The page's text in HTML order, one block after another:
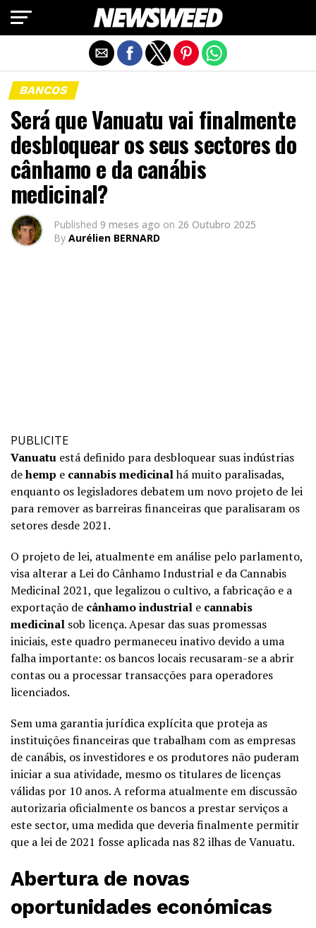
BANCOS
Será que Vanuatu vai finalmente
desbloquear os seus sectores do
cânhamo e da canábis
medicinal?
Published 9 meses ago on 26 Outubro 2025
By Aurélien BERNARD
PUBLICITE
Vanuatu está definido para desbloquear suas indústrias
dehemp e cannabis medicinalhá muito paralisadas,
enquanto os legisladores debatem um novo projeto de lei
para remover as barreiras financeiras que paralisaram os
setores desde 2021.
O projeto de lei, atualmente em análise pelo parlamento,
visa alterar a Lei do Cânhamo Industrial e da Cannabis
Medicinal 2021, que legalizou o cultivo, a fabricação e a
exportação de cânhamo industrial e cannabis
medicinal sob licença. Apesar das suas promessas
iniciais, este quadro permaneceu inativo devido a uma
falha importante: os bancos locais recusaram-se a abrir
contas ou a processar transacções para operadores
licenciados.
Sem uma garantia jurídica explícita que proteja as
instituições financeiras que trabalham com as empresas
de canábis, os investidores e os produtores não puderam
iniciar a sua atividade, mesmo os titulares de licenças
válidas por 10 anos. A reforma atualmente em discussão
autorizaria oficialmente os bancos a prestar serviços a
este sector, uma medida que deveria finalmente permitir
que a lei de 2021 fosse aplicada nas 82 ilhas de Vanuatu.
Abertura de novas
oportunidades económicas
Exit mobile version